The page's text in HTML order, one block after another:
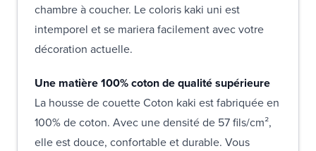
chambre à coucher. Le coloris kaki uni est
intemporel et se mariera facilement avec votre
décoration actuelle.
Une matière 100% coton de qualité supérieure
La housse de couette Coton kaki est fabriquée en
100% de coton. Avec une densité de 57 fils/cm²,
elle est douce, confortable et durable. Vous